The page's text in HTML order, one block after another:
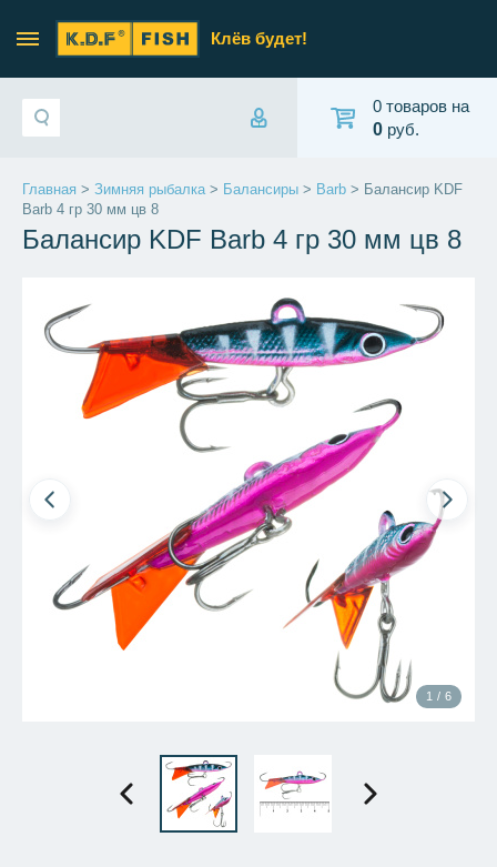
Клёв будет!
0 товаров на
0 руб.
Главная > Зимняя рыбалка> Балансиры > Barb > Балансир KDF
Barb 4 гр 30 мм цв 8
Балансир KDF Barb 4 гр 30 мм цв 8
1 / 6